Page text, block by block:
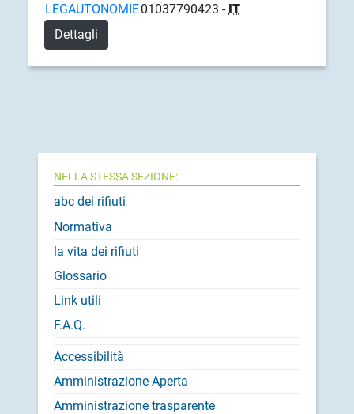
LEGAUTONOMIE01037790423 - IT
Dettagli
NELLA STESSA SEZIONE:
abc dei rifiuti
Normativa
la vita dei rifiuti
Glossario
Link utili
F.A.Q.
Accessibilità
Amministrazione Aperta
Amministrazione trasparente